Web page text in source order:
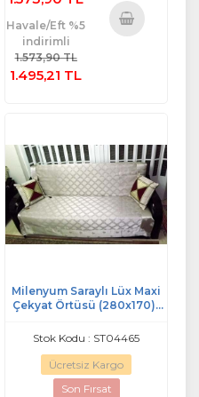
Havale/Eft %5
indirimli
1.573,90 TL
1.495,21 TL
Milenyum Saraylı Lüx Maxi
Çekyat Örtüsü (280x170)-
Stok Kodu : ST04465
Ücretsiz Kargo
Son Fırsat